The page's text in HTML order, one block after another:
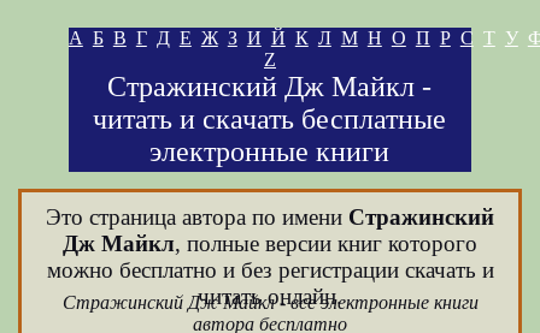
А Б В Г Д Е Ж З И Й К Л М Н О П Р С Т У
Z
Стражинский Дж Майкл -
читать и скачать бесплатные
электронные книги
Это страница автора по имени Стражинский
Дж Майкл, полные версии книг которого
можно бесплатно и без регистрации скачать и
читать онлайн.
Стражинский Дж Майкл - все электронные книги
автора бесплатно